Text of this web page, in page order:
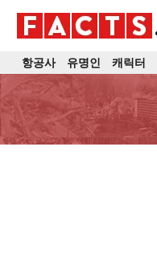
항공사 유명인 캐릭터